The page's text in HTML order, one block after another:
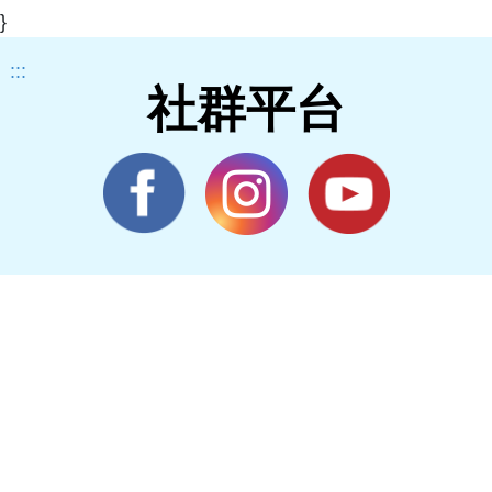
}
:::
社群平台